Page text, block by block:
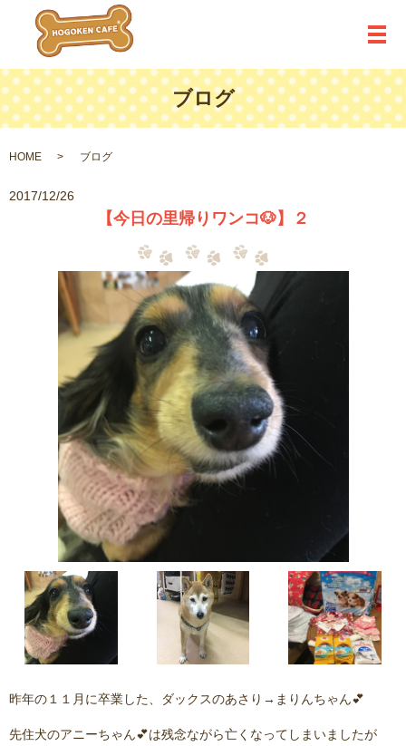
メ
ブログ
HOME ブログ
2017/12/26
【今日の里帰りワンコ🐶】２
昨年の１１月に卒業した、ダックスのあさり→まりんちゃん💕
先住犬のアニーちゃん💕は残念ながら亡くなってしまいましたが